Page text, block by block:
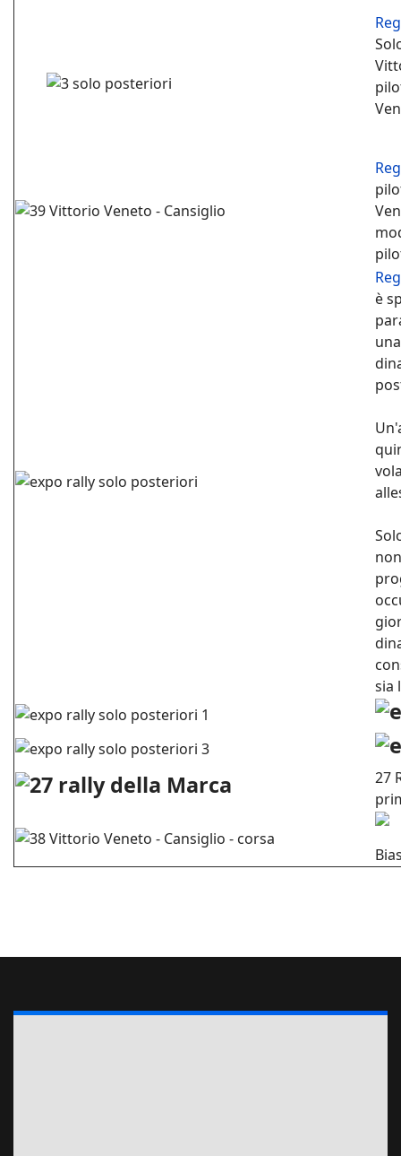
è
sia
27